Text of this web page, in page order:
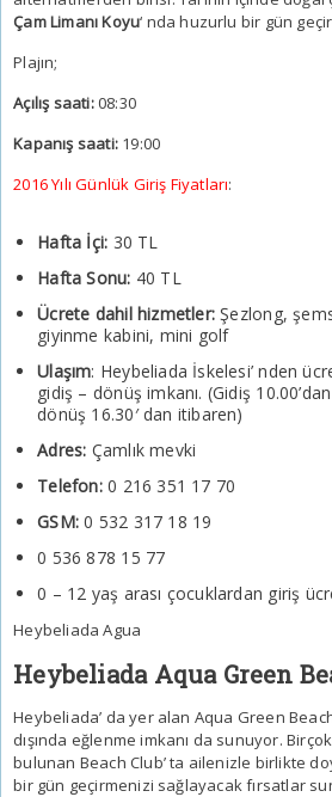
Çam Limanı Koyu‘ nda huzurlu bir gün
Plajın;
Açılış saati:08:30
Kapanış saati:19:00
2016 Yılı Günlük Giriş Fiyatları:
Hafta İçi: 30 TL
Hafta Sonu: 40 TL
Ücrete dahil hizmetler: Şezlong,
giyinme kabini, mini golf
Ulaşım: Heybeliada İskelesi’ nden
gidiş – dönüş imkanı. (Gidiş
dönüş 16.30′ dan itibaren)
Adres: Çamlık mevki
Telefon:0 216 351 17 70
GSM: 0 532 317 18 19
0 536 878 15 77
0 – 12 yaş arası çocuklardan giriş
Heybeliada Agua
Heybeliada Aqua Green
Heybeliada’ da yer alan Aqua Green
dışında eğlenme imkanı da sunuyor.
bulunan Beach Club’ ta ailenizle birlikte
bir gün geçirmenizi sağlayacak fırsatlar